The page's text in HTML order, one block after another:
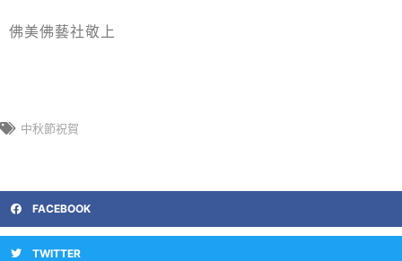
佛美佛藝社敬上
中秋節祝賀
FACEBOOK
TWITTER